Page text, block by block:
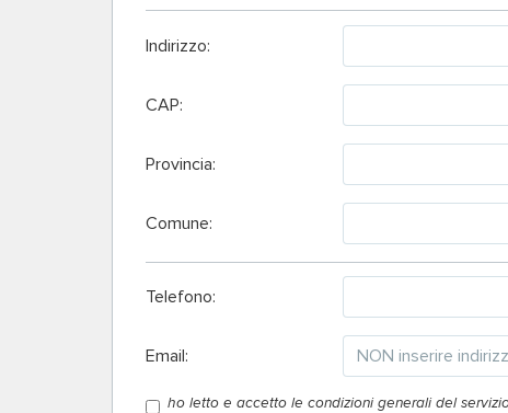
Indirizzo:
CAP:
Provincia:
Comune:
Telefono:
Email:
ho letto e accetto le condizioni generali del